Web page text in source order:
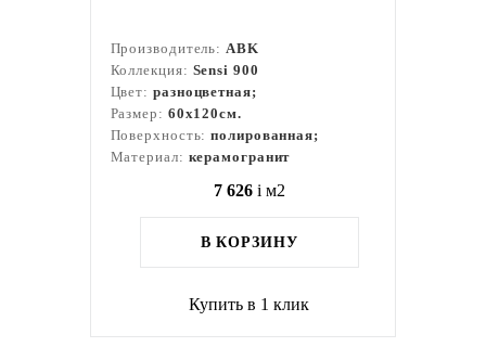
Производитель:ABK
Коллекция: Sensi 900
Цвет: разноцветная;
Размер: 60x120см.
Поверхность:полированная;
Материал: керамогранит
7 626 i м2
В КОРЗИНУ
Купить в 1 клик